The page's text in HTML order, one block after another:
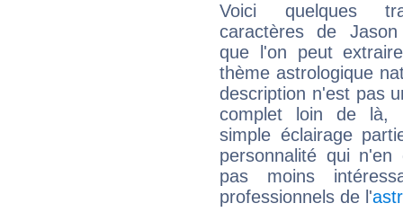
Voici quelques
caractères de Jason
que l'on peut
thème astrologique
description n'est pas
complet loin de là,
simple éclairage
personnalité qui n'en
pas moins
professionnels de l'